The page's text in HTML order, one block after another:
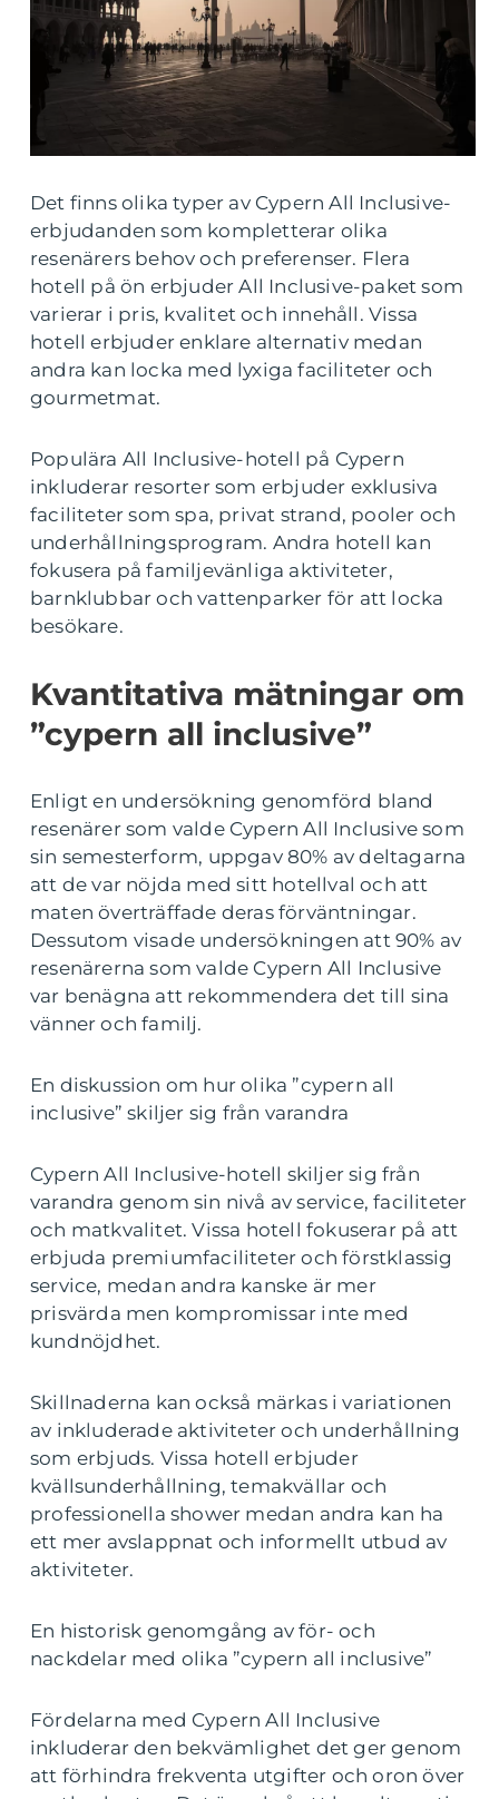
Det finns olika typer av Cypern All Inclusive-
erbjudanden som kompletterar olika
resenärers behov och preferenser. Flera
hotell på ön erbjuder All Inclusive-paket som
varierar i pris, kvalitet och innehåll. Vissa
hotell erbjuder enklare alternativ medan
andra kan locka med lyxiga faciliteter och
gourmetmat.
Populära All Inclusive-hotell på Cypern
inkluderar resorter som erbjuder exklusiva
faciliteter som spa, privat strand, pooler och
underhållningsprogram. Andra hotell kan
fokusera på familjevänliga aktiviteter,
barnklubbar och vattenparker för att locka
besökare.
Kvantitativa mätningar om
”cypern all inclusive”
Enligt en undersökning genomförd bland
resenärer som valde Cypern All Inclusive som
sin semesterform, uppgav 80% av deltagarna
att de var nöjda med sitt hotellval och att
maten överträffade deras förväntningar.
Dessutom visade undersökningen att 90% av
resenärerna som valde Cypern All Inclusive
var benägna att rekommendera det till sina
vänner och familj.
En diskussion om hur olika ”cypern all
inclusive” skiljer sig från varandra
Cypern All Inclusive-hotell skiljer sig från
varandra genom sin nivå av service, faciliteter
och matkvalitet. Vissa hotell fokuserar på att
erbjuda premiumfaciliteter och förstklassig
service, medan andra kanske är mer
prisvärda men kompromissar inte med
kundnöjdhet.
Skillnaderna kan också märkas i variationen
av inkluderade aktiviteter och underhållning
som erbjuds. Vissa hotell erbjuder
kvällsunderhållning, temakvällar och
professionella shower medan andra kan ha
ett mer avslappnat och informellt utbud av
aktiviteter.
En historisk genomgång av för- och
nackdelar med olika ”cypern all inclusive”
Fördelarna med Cypern All Inclusive
inkluderar den bekvämlighet det ger genom
att förhindra frekventa utgifter och oron över